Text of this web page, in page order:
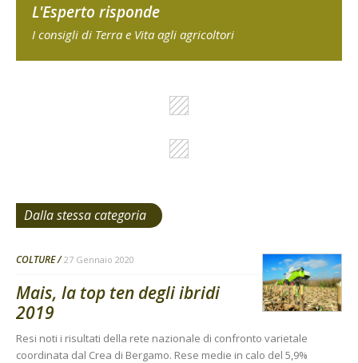
L'Esperto risponde
I consigli di Terra e Vita agli agricoltori
Dalla stessa categoria
COLTURE 27 Gennaio 2020
Mais, la top ten degli ibridi
2019
Resi noti i risultati della rete nazionale di confronto varietale
coordinata dal Crea di Bergamo. Rese medie in calo del 5,9%